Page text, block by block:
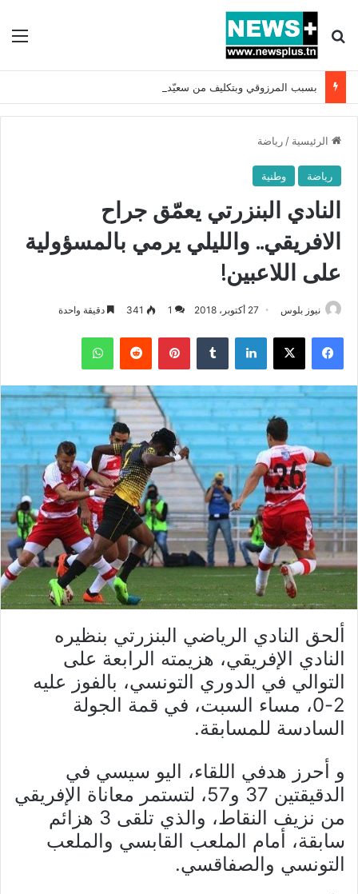
بحث عن
الرئيسية / رياضة
رياضة وطنية
النادي البنزرتي يعمّق جراح
الافريقي.. والليلي يرمي بالمسؤولية
على اللاعبين!
نيوز بلوس 27 أكتوبر، 2018 1
341 دقيقة واحدة
فيسبوك X لينكدإن بينتيريست واتساب
ألحق النادي الرياضي البنزرتي بنظيره
النادي الإفريقي، هزيمته الرابعة على
التوالي في الدوري التونسي، بالفوز عليه
2-0، مساء السبت، في قمة الجولة
السادسة للمسابقة.
و أحرز هدفي اللقاء، اليو سيسي في
الدقيقتين 37 و57، لتستمر معاناة الإفريقي
من نزيف النقاط، والذي تلقى 3 هزائم
سابقة، أمام الملعب القابسي والملعب
التونسي والصفاقسي.